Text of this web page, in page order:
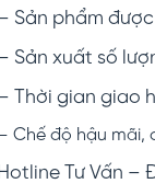
Sản phẩm
Sản xuất số
Thời gian giao
Chế độ hậu mãi,
Hotline Tư Vấn –